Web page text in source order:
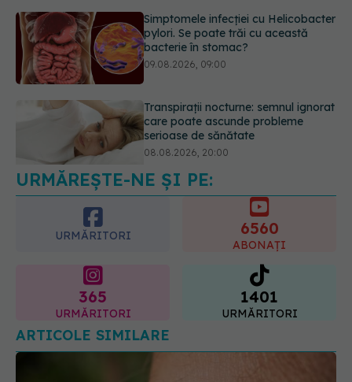
Transpirații nocturne: semnul ignorat
care poate ascunde probleme
serioase de sănătate
Cum folosești uleiul esențial de
rozmarin pentru a opri căderea
părului
URMĂREȘTE-NE ȘI PE:
URMĂRITORI
365 1401
URMĂRITORI
ARTICOLE SIMILARE